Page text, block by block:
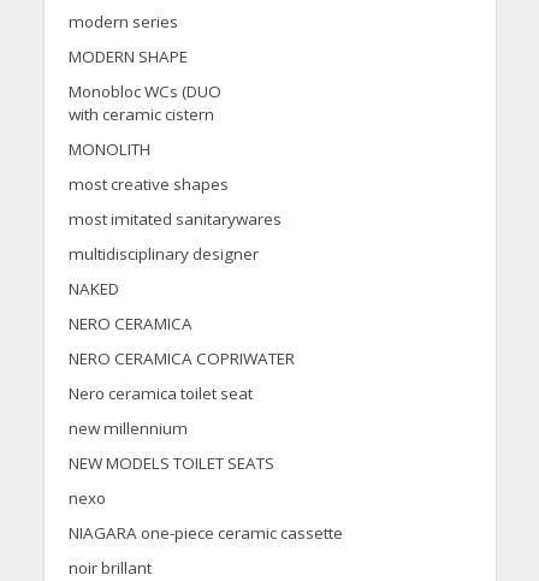
modern series
MODERN SHAPE
Monobloc WCs (DUO
with ceramic cistern
MONOLITH
most creative shapes
most imitated sanitarywares
multidisciplinary designer
NAKED
NERO CERAMICA
NERO CERAMICA COPRIWATER
Nero ceramica toilet seat
new millennium
NEW MODELS TOILET SEATS
nexo
NIAGARA one-piece ceramic cassette
noir brillant